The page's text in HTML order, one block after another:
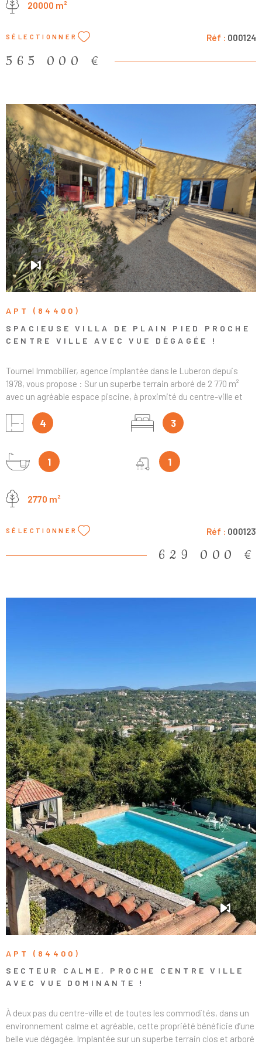
manger, une cuisine indépendante de 11 m², un bureau spacieux
un grand espace de distribution de 25 m², idéal pour une salle de
jeux ou un espace détente, dessert quatre chambres de 12 m²
chacune, une salle de bains ainsi qu’un WC. L’ensemble est
annexes (40 m² et 20 m²). Prestations : Belle vue dégagée
Chauffage central Double vitrage Un bien de caractère offrant un
fort potentiel, à découvrir sans tarder.
20000 m²
SÉLECTIONNER Réf : 000124
565 000 €
APT (84400)
SPACIEUSE VILLA DE PLAIN PIED PROCHE
CENTRE VILLE AVEC VUE DÉGAGÉE !
Tournel Immobilier, agence implantée dans le Luberon depuis
1978, vous propose : Sur un superbe terrain arboré de 2 770 m²
avec un agréable espace piscine, à proximité du centre-ville et
Ventoux… Venez découvrir cette spacieuse villa aux prestations
de qualité, confortable et offrant 224 m² habitables ainsi que de
s’ouvre sur une entrée accueillante (8 m²), un vaste séjour
traversant de 70 m², lumineux, avec cheminée à insert à granulés,
(24 m²). Ces pièces de vie, largement ouvertes sur l’extérieur,
terrasse côté nord (28 m²) et à une terrasse côté est, idéales pour
profiter des extérieurs tout au long de la journée et des saisons.
Un espace bibliothèque (20 m²) complète l'ensemble. Vous
pièces de vie, parquet massif en chêne dans les chambres,
terrasse en bois exotique autour de la piscine, chauffe-eau
dernière génération avec panneaux solaires, cheminée à
granulés, piscine traditionnelle 8x4 avec liner neuf, portail et
portes de garage motorisés, éclairages extérieurs, cuves de
récupération des eaux, tout-à-l’égout, et une belle vue dégagée.
Un bien en parfait état, à découvrir sans tarder !
4 3
1 1
2770 m²
SÉLECTIONNER Réf : 000123
629 000 €
VOIR LE BIEN
APT (84400)
SECTEUR CALME, PROCHE CENTRE VILLE
AVEC VUE DOMINANTE !
À deux pas du centre-ville et de toutes les commodités, dans un
environnement calme et agréable, cette propriété bénéficie d’une
belle vue dégagée. Implantée sur un superbe terrain clos et arboré
VOIR LE BIEN